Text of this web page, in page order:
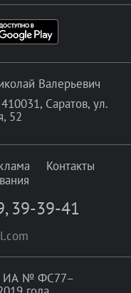
Валерьевич
Саратов, ул.
52
Контакты
, 39-39-41
ИА № ФС77–